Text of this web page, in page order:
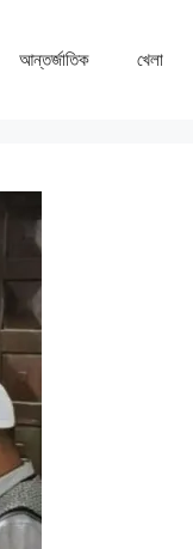
আন্তর্জাতিক খেলা